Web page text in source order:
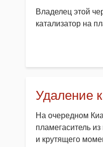
Владелец этой
катализатор на
Удаление
На очередном
пламегаситель
и крутящего